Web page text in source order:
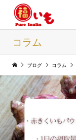
コラム
ブログ コラム